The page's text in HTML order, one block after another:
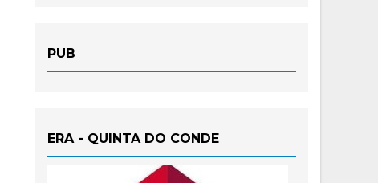
PUB
ERA - QUINTA DO CONDE